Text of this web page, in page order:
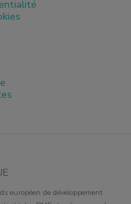
européen de développement